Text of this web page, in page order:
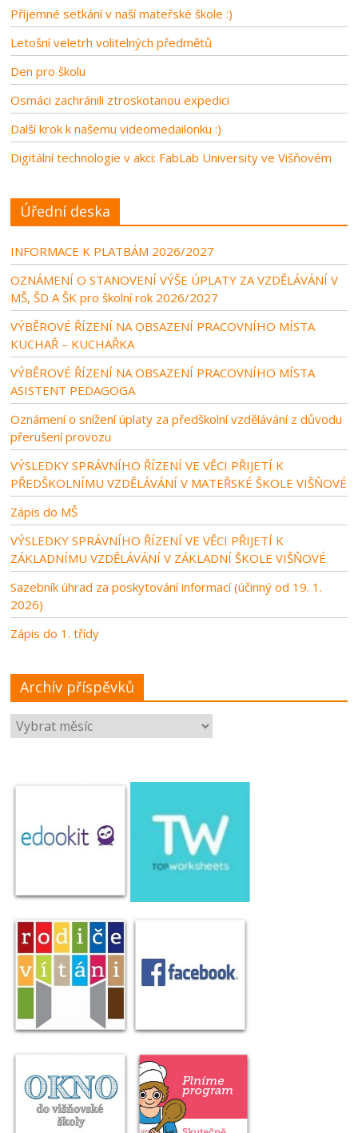
Příjemné setkání v naší mateřské škole :)
Letošní veletrh volitelných předmětů
Den pro školu
Osmáci zachránili ztroskotanou expedici
Další krok k našemu videomedailonku :)
Digitální technologie v akci: FabLab University ve Višňovém
Úřední deska
INFORMACE K PLATBÁM 2026/2027
OZNÁMENÍ O STANOVENÍ VÝŠE ÚPLATY ZA VZDĚLÁVÁNÍ V
MŠ, ŠD A ŠK pro školní rok 2026/2027
VÝBĚROVÉ ŘÍZENÍ NA OBSAZENÍ PRACOVNÍHO MÍSTA
KUCHAŘ – KUCHAŘKA
VÝBĚROVÉ ŘÍZENÍ NA OBSAZENÍ PRACOVNÍHO MÍSTA
ASISTENT PEDAGOGA
Oznámení o snížení úplaty za předškolní vzdělávání z důvodu
přerušení provozu
VÝSLEDKY SPRÁVNÍHO ŘÍZENÍ VE VĚCI PŘIJETÍ K
PŘEDŠKOLNÍMU VZDĚLÁVÁNÍ V MATEŘSKÉ ŠKOLE VIŠŇOVÉ
Zápis do MŠ
VÝSLEDKY SPRÁVNÍHO ŘÍZENÍ VE VĚCI PŘIJETÍ K
ZÁKLADNÍMU VZDĚLÁVÁNÍ V ZÁKLADNÍ ŠKOLE VIŠŇOVÉ
Sazebník úhrad za poskytování informací (účinný od 19. 1.
2026)
Zápis do 1. třídy
Archív příspěvků